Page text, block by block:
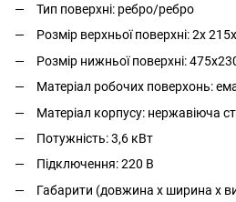
Тип поверхні: ребро/ребро
Розмір верхньої поверхні: 2х
Розмір нижньої поверхні:
Матеріал робочих поверхонь:
Матеріал корпусу: нержавіюча
Потужність: 3,6 кВт
Підключення: 220 В
Габарити (довжина х ширина х